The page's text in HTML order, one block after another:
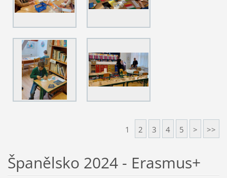
1 2 3 4 5 > >>
Španělsko 2024 - Erasmus+